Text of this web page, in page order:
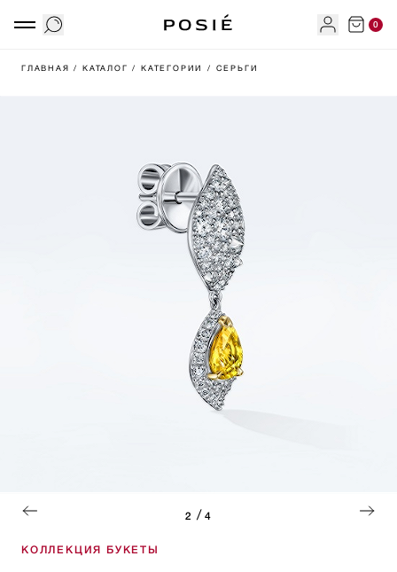
0
ГЛАВНАЯ/ КАТАЛОГ/ КАТЕГОРИИ/ СЕРЬГИ
2 / 4
КОЛЛЕКЦИЯ БУКЕТЫ